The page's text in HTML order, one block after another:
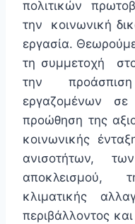
πολιτικών
την κοινωνική
εργασία.
τη συμμετοχή
την
εργαζομένων σε
προώθηση της
κοινωνικής
ανισοτήτων,
αποκλεισμού,
κλιματικής
περιβάλλοντος